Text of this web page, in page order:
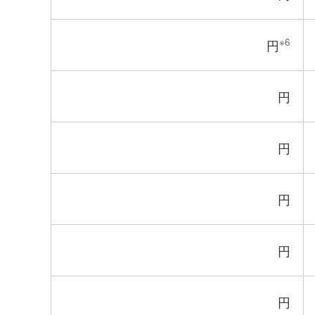
円※6
円
円
円
円
円